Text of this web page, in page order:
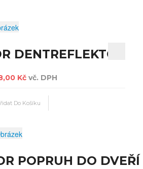
DENTREFLEKTOR
Kč vč. DPH
POPRUH DO DVEŘÍ